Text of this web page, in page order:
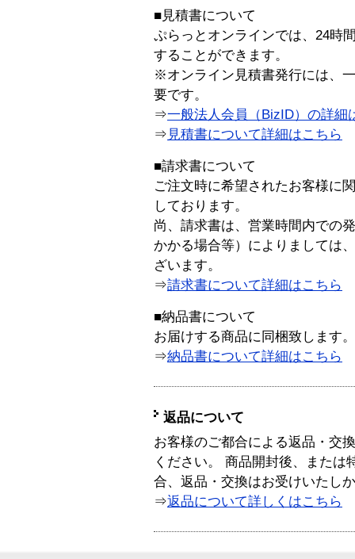
■見積書について
ぷらっとオンラインでは、24時
することができます。
※オンライン見積書発行には、
要です。
⇒一般法人会員（BizID）の詳細
⇒ 見積書について詳細はこちら
■請求書について
ご注文時に希望されたお客様に
しております。
尚、請求書は、営業時間内での
かかる場合等）によりましては
ざいます。
⇒請求書について詳細はこちら
■納品書について
お届けする商品に同梱致します。
⇒納品書について詳細はこちら
返品について
お客様のご都合による返品・交
ください。 商品開封後、または
合、返品・交換はお受けいたし
⇒返品について詳しくはこちら